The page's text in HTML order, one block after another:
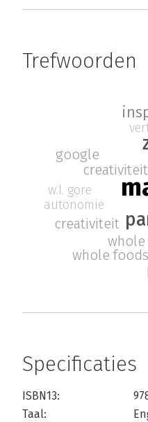
Trefwoorden
creativiteit
whole
creativiteit
autonomie
w.l. gore
google
Specificaties
ISBN13:
Taal: